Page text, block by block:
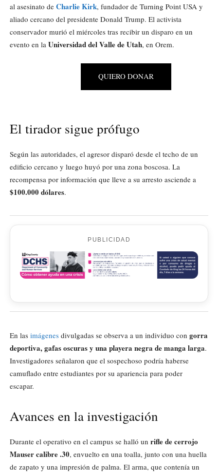
al asesinato de Charlie Kirk, fundador de Turning Point USA y
aliado cercano del presidente Donald Trump. El activista
conservador murió el miércoles tras recibir un disparo en un
evento en la Universidad del Valle de Utah, en Orem.
QUIERO DONAR
El tirador sigue prófugo
Según las autoridades, el agresor disparó desde el techo de un
edificio cercano y luego huyó por una zona boscosa. La
recompensa por información que lleve a su arresto asciende a
$100.000 dólares.
PUBLICIDAD
En las imágenes divulgadas se observa a un individuo con gorra
deportiva, gafas oscuras y una playera negra de manga larga.
Investigadores señalaron que el sospechoso podría haberse
camuflado entre estudiantes por su apariencia para poder
escapar.
Avances en la investigación
Durante el operativo en el campus se halló un rifle de cerrojo
Mauser calibre .30, envuelto en una toalla, junto con una huella
de zapato y una impresión de palma. El arma, que contenía un